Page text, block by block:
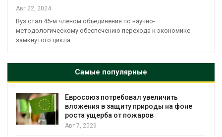
Авг 22, 2024
Вуз стал 45-м членом объединения по научно-
методологическому обеспечению перехода к экономике
замкнутого цикла
Самые популярные
Евросоюз потребовал увеличить
вложения в защиту природы на фоне
роста ущерба от пожаров
Авг 7, 2026